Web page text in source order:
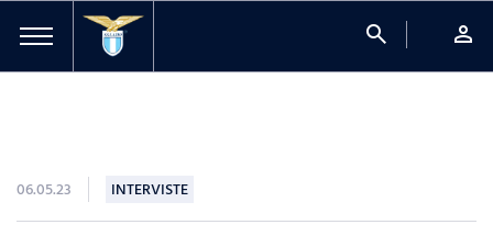
search person
06.05.23 INTERVISTE